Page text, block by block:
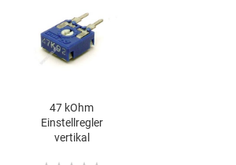
47 kOhm
Einstellregler
vertikal